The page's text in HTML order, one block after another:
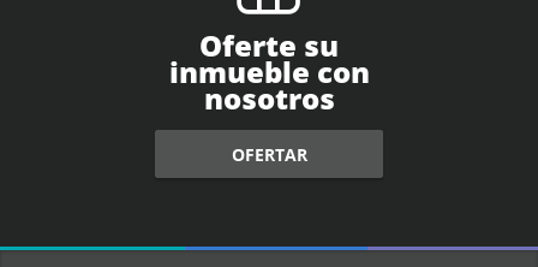
Oferte su
inmueble con
nosotros
OFERTAR